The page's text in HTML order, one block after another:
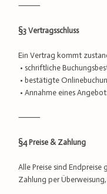
⸻
§3 Vertragsschluss
Ein Vertrag kommt
• schriftliche
• bestätigte
• Annahme eines
⸻
§4 Preise & Zahlung
Alle Preise sind Endpreise
Zahlung per